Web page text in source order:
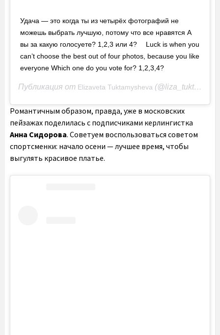
Удача — это когда ты из четырёх фотографий не
можешь выбрать лучшую, потому что все нравятся А
вы за какую голосуете? 1,2,3 или 4? ⠀ Luck is when you
can’t choose the best out of four photos, because you like
everyone Which one do you vote for? 1,2,3,4?
Публикация от Elizaveta Tuktamysheva (@liza_tuktik)
Романтичным образом, правда, уже в московских
пейзажах поделилась с подписчиками керлингистка
Анна Сидорова. Советуем воспользоваться советом
спортсменки: начало осени — лучшее время, чтобы
выгулять красивое платье.